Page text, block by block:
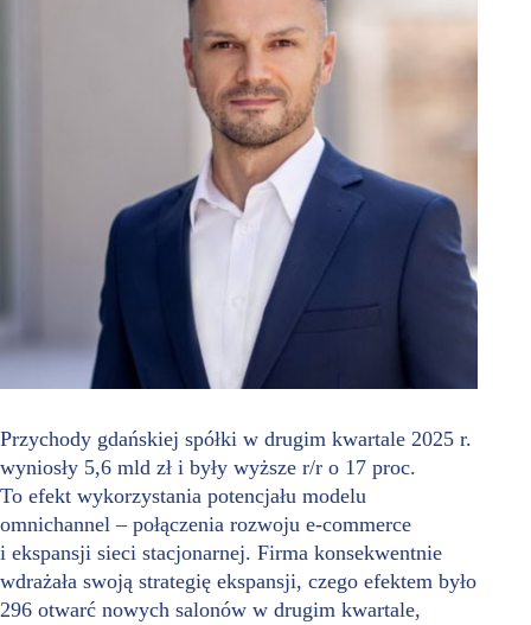
Przychody gdańskiej spółki w drugim kwartale 2025 r.
wyniosły 5,6 mld zł i były wyższe r/r o 17 proc.
To efekt wykorzystania potencjału modelu
omnichannel – połączenia rozwoju e-commerce
i ekspansji sieci stacjonarnej. Firma konsekwentnie
wdrażała swoją strategię ekspansji, czego efektem było
296 otwarć nowych salonów w drugim kwartale,